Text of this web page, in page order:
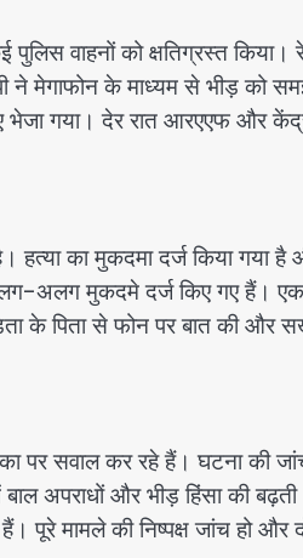
वाहनों को क्षतिग्रस्त किया।
ने मेगाफोन के माध्यम से भीड़ को
भेजा गया। देर रात आरएएफ और
हत्या का मुकदमा दर्ज किया गया है
अलग-अलग मुकदमे दर्ज किए गए हैं। एक
के पिता से फोन पर बात की और
पर सवाल कर रहे हैं। घटना की
अपराधों और भीड़ हिंसा की बढ़ती
पूरे मामले की निष्पक्ष जांच हो और